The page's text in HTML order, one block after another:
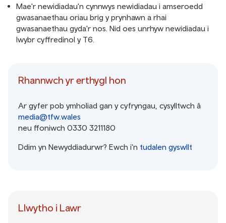
Mae'r newidiadau'n cynnwys newidiadau i amseroedd
gwasanaethau oriau brig y prynhawn a rhai
gwasanaethau gyda'r nos. Nid oes unrhyw newidiadau i
lwybr cyffredinol y T6.
Rhannwch yr erthygl hon
Ar gyfer pob ymholiad gan y cyfryngau, cysylltwch â
media@tfw.wales
neu ffoniwch 0330 3211180
Ddim yn Newyddiadurwr? Ewch i'n tudalen gyswllt
Llwytho i Lawr